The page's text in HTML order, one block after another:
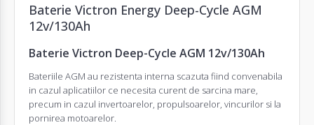
Baterie Victron Energy Deep-Cycle AGM
12v/130Ah
Baterie Victron Deep-Cycle AGM 12v/130Ah
Bateriile AGM au rezistenta interna scazuta fiind convenabila
in cazul aplicatiilor ce necesita curent de sarcina mare,
precum in cazul invertoarelor, propulsoarelor, vincurilor si la
pornirea motoarelor.